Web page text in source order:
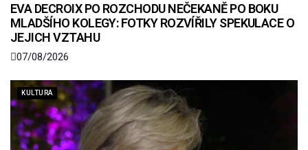
EVA DECROIX PO ROZCHODU NEČEKANĚ PO BOKU
MLADŠÍHO KOLEGY: FOTKY ROZVÍŘILY SPEKULACE O
JEJICH VZTAHU
07/08/2026
KULTURA